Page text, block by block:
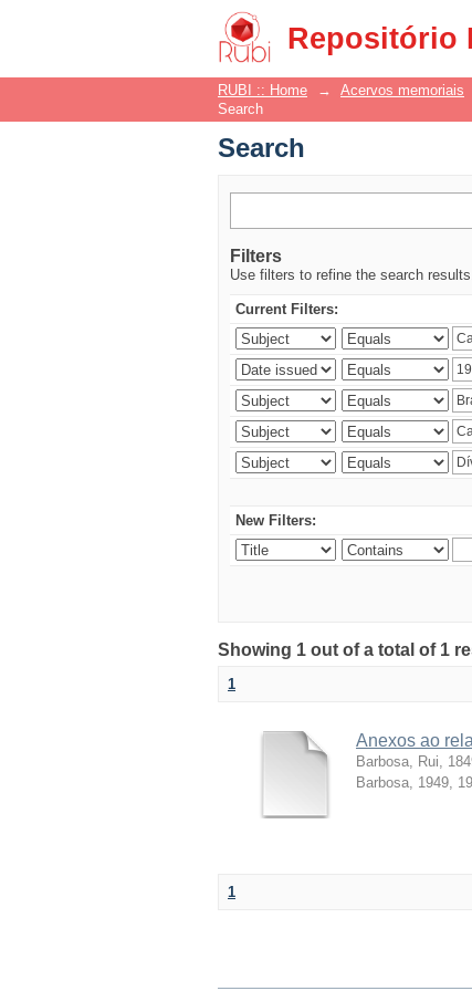
Repositório
Search
RUBI :: Home → Acervos memoriais
Search
Search
Filters
Use filters to refine the search
Current Filters:
New Filters:
Showing 1 out of a total of 1
1
Anexos ao
Barbosa, Rui,
Barbosa, 1949,
1